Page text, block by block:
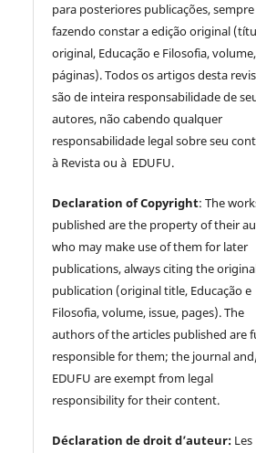
para posteriores publicações, sempre
fazendo constar a edição original
original, Educação e Filosofia,
páginas). Todos os artigos desta
são de inteira responsabilidade de
autores, não cabendo qualquer
responsabilidade legal sobre seu
à Revista ou à EDUFU.
Declaration of Copyright: The
published are the property of their
who may make use of them for later
publications, always citing the
publication (original title, Educação e
Filosofia, volume, issue, pages). The
authors of the articles published are
responsible for them; the journal
EDUFU are exempt from legal
responsibility for their content.
Déclaration de droit d’auteur: Les